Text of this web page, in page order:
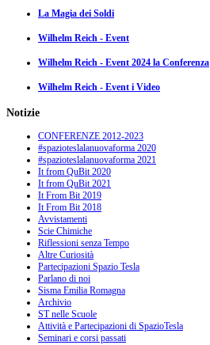
La Magia dei Soldi
Wilhelm Reich - Event
Wilhelm Reich - Event 2024 la Conferenza
Wilhelm Reich - Event i Video
Notizie
CONFERENZE 2012-2023
#spazioteslalanuovaforma 2020
#spazioteslalanuovaforma 2021
It from QuBit 2020
It from QuBit 2021
It From Bit 2019
It From Bit 2018
Avvistamenti
Scie Chimiche
Riflessioni senza Tempo
Altre Curiosità
Partecipazioni Spazio Tesla
Parlano di noi
Sisma Emilia Romagna
Archivio
ST nelle Scuole
Attività e Partecipazioni di SpazioTesla
Seminari e corsi passati